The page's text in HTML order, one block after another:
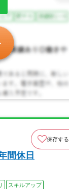
保存する
間休日
スキルアップ